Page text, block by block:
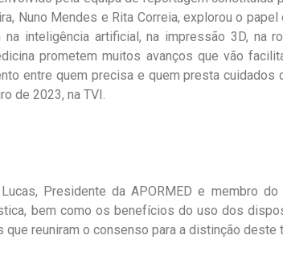
Nuno Mendes e Rita Correia, explorou o
inteligência artificial, na impressão 3D, na
prometem muitos avanços que vão
entre quem precisa e quem presta cuidados
de 2023, na TVI.
Presidente da APORMED e membro
bem como os benefícios do uso dos
reuniram o consenso para a distinção deste